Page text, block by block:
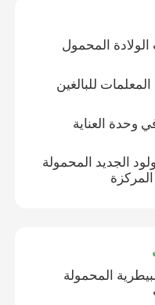
الولادة المحمول
للبالغين
وحدة العناية
الجديد المحمولة
المحمولة